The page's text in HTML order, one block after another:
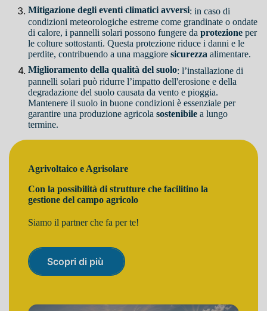
Mitigazione degli eventi climatici avversi: in caso di
condizioni meteorologiche estreme come grandinate o ondate
di calore, i pannelli solari possono fungere da protezione per
le colture sottostanti. Questa protezione riduce i danni e le
perdite, contribuendo a una maggiore sicurezza alimentare.
Miglioramento della qualità del suolo: l’installazione di
pannelli solari può ridurre l’impatto dell'erosione e della
degradazione del suolo causata da vento e pioggia.
Mantenere il suolo in buone condizioni è essenziale per
garantire una produzione agricola sostenibile a lungo
termine.
Agrivoltaico e Agrisolare
Con la possibilità di strutture che facilitino la
gestione del campo agricolo
Siamo il partner che fa per te!
Scopri di più